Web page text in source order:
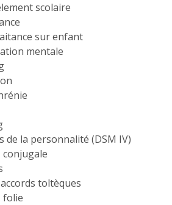
scolaire
sur enfant
mentale
de la personnalité (DSM IV)
conjugale
toltèques
folie